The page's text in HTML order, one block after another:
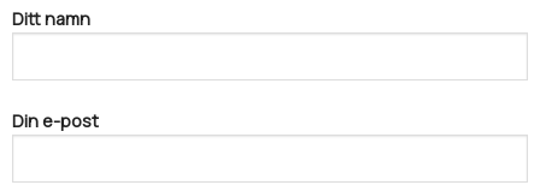
Ditt namn
Din e-post